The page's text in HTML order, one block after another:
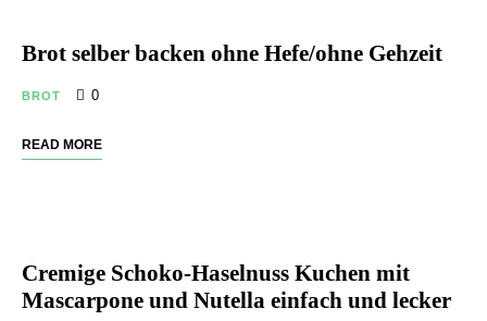
Brot selber backen ohne Hefe/ohne Gehzeit
BROT 0
READ MORE
Cremige Schoko-Haselnuss Kuchen mit
Mascarpone und Nutella einfach und lecker